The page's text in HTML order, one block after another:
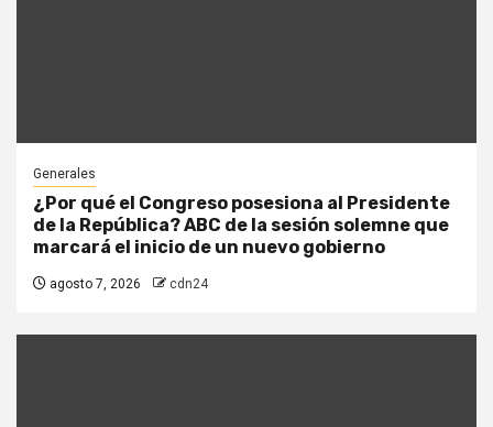
Generales
¿Por qué el Congreso posesiona al Presidente
de la República? ABC de la sesión solemne que
marcará el inicio de un nuevo gobierno
agosto 7, 2026 cdn24